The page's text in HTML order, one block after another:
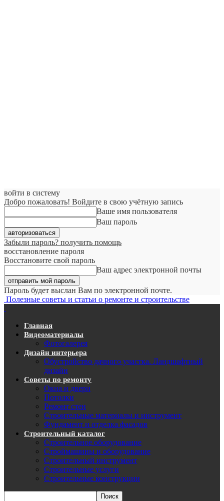
войти в систему
Добро пожаловать! Войдите в свою учётную запись
Ваше имя пользователя
Ваш пароль
Забыли пароль? получить помощь
восстановление пароля
Восстановите свой пароль
Ваш адрес электронной почты
Пароль будет выслан Вам по электронной почте.
Полезные советы и статьи о ремонте и строительстве
Главная
Видеоматериалы
Фотогалерея
Дизайн интерьера
Обустройство дачного участка. Ландшафтный
дизайн
Советы по ремонту
Окна и двери
Потолки
Ремонт стен
Строительные материалы и инструмент
Фундамент и отделка фасадов
Строительный каталог
Строительное оборудование
Строймашины и оборудование
Строительный инструмент
Строительные услуги
Строительные конструкции